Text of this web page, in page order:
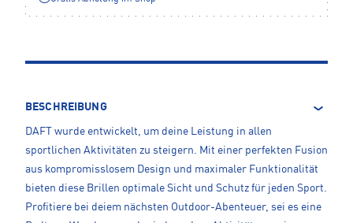
BESCHREIBUNG
DAFT wurde entwickelt, um deine Leistung in allen
sportlichen Aktivitäten zu steigern. Mit einer perfekten Fusion
aus kompromisslosem Design und maximaler Funktionalität
bieten diese Brillen optimale Sicht und Schutz für jeden Sport.
Profitiere bei deiem nächsten Outdoor-Abenteuer, sei es eine